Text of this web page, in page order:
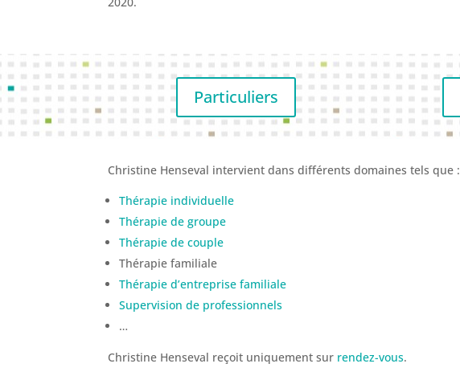
Particuliers
Christine Henseval intervient dans différents domaines tels que :
Thérapie individuelle
Thérapie de groupe
Thérapie de couple
Thérapie familiale
Thérapie d’entreprise familiale
Supervision de professionnels
…
Christine Henseval reçoit uniquement sur rendez-vous.